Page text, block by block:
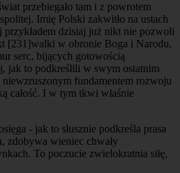
przebiegało tam i z powrotem
Imię Polski zakwitło na ustach
przykładem dzisiaj już nikt nie pozwoli
[231]walki w obronie Boga i Narodu,
serc, bijących gotowością
jak to podkreślili w swym ostatnim
fundamentem rozwoju
całość. I w tym tkwi właśnie
- jak to słusznie podkreśla prasa
zdobywa wieniec chwały
To poczucie zwielokratnia siłę,